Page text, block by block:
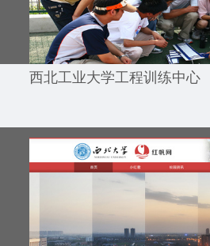
西北工业大学工程训练中心